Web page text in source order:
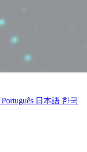
Português 日本語 한국